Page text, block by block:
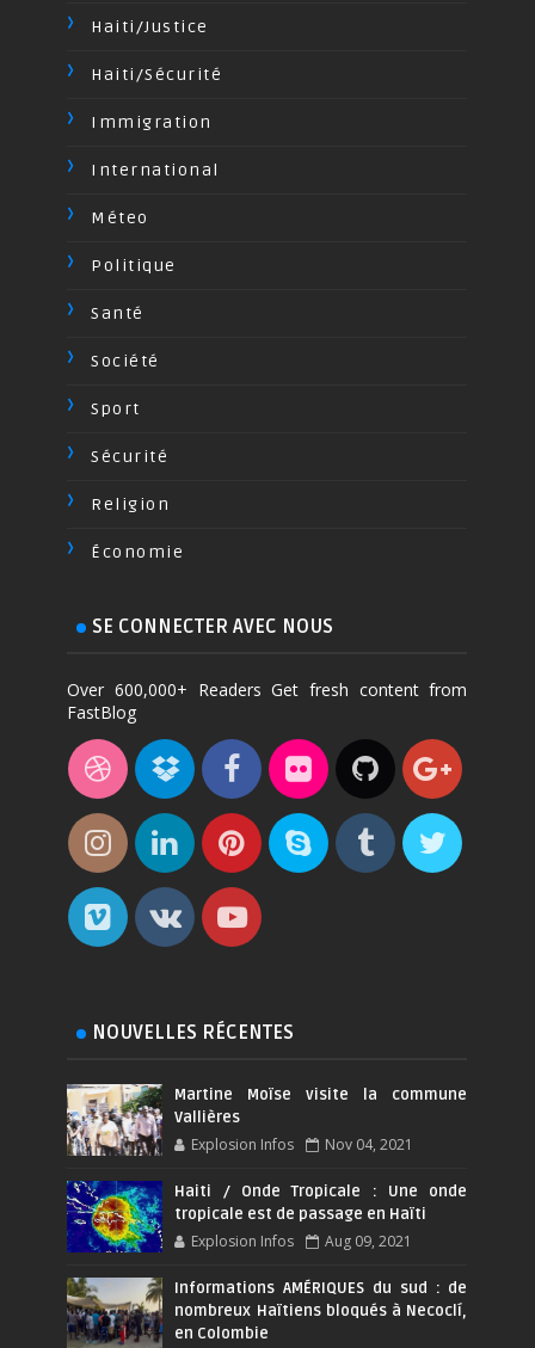
Haiti/Justice
Haiti/Sécurité
Immigration
International
Méteo
Politique
Santé
Société
Sport
Sécurité
Religion
Économie
SE CONNECTER AVEC NOUS
Over 600,000+ Readers Get fresh content from
FastBlog
NOUVELLES RÉCENTES
Martine Moïse visite la commune
Vallières
Explosion Infos Nov 04, 2021
Haiti / Onde Tropicale : Une onde
tropicale est de passage en Haïti
Explosion Infos Aug 09, 2021
Informations AMÉRIQUES du sud : de
nombreux Haïtiens bloqués à Necoclí,
en Colombie